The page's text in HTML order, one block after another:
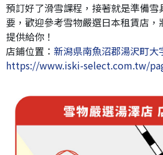
預訂好了滑雪課程，接著就是準備
要，歡迎參考雪物嚴選日本租賃店
提供給你！
店鋪位置： 新潟県南魚沼郡湯沢町大
https://www.iski-select.com.tw/